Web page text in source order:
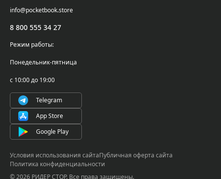
04 мая 2026 года
Мы снизили цены на популярные модели
Где купить
Самовывоз
Осторожно, мошенники!
PocketBook Cloud
Проверка серийного номера
8 800 555 34 27
info@pocketbook.store
Режим работы:
Понедельник-пятница
с 10:00 до 19:00
Telegram
App Store
Google Play
Условия использования сайтаПубличная оферта сайта
Политика конфиденциальности
© 2026 РИДЕР СТОР. Все права защищены.